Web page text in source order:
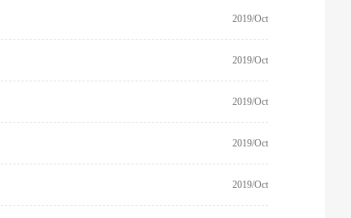
2019/Oct
2019/Oct
2019/Oct
2019/Oct
2019/Oct